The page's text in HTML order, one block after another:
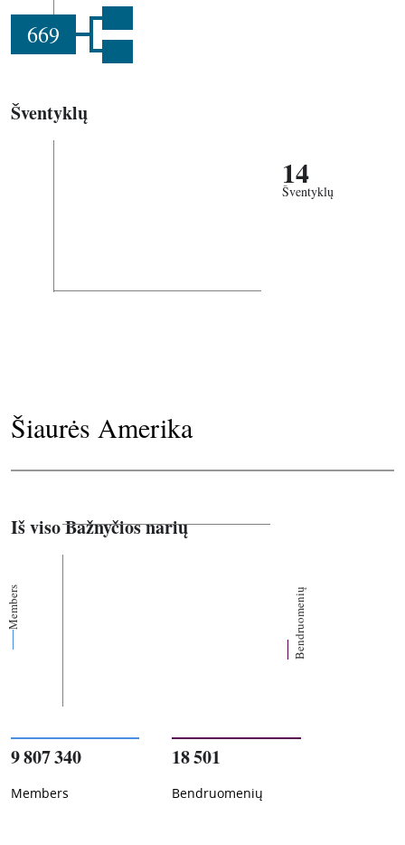
669
Šventyklų
14
Šventyklų
Šiaurės Amerika
Iš viso Bažnyčios narių
Members Bendruomenių
9 807 340
Members
18 501
Bendruomenių